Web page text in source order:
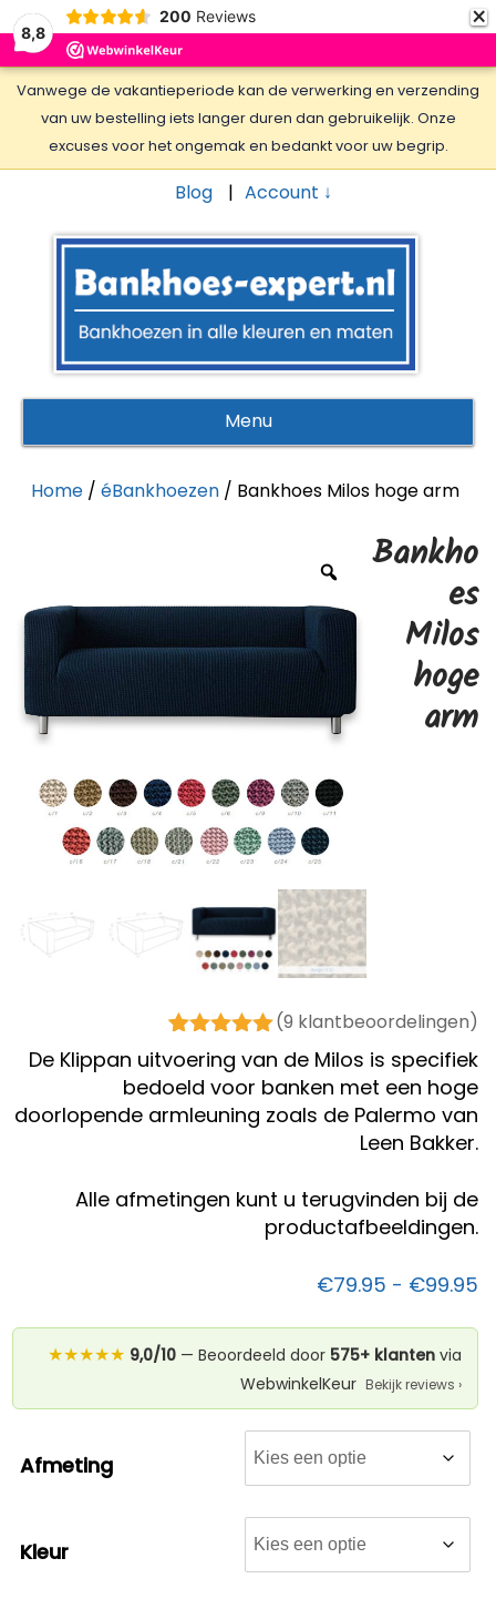
8,8
200 Reviews ×
Vanwege de vakantieperiode kan de verwerking en verzending
van uw bestelling iets langer duren dan gebruikelijk. Onze
excuses voor het ongemak en bedankt voor uw begrip.
Blog Account ↓
Menu
Home /éBankhoezen / Bankhoes Milos hoge arm
Bankho
es
Milos
hoge
arm
Gewaardeerd
5.00op 5
gebaseerd
op
9
klant
waarderinge
(9 klantbeoordelingen)
De Klippan uitvoering van de Milos is specifiek
bedoeld voor banken met een hoge
doorlopende armleuning zoals de Palermo van
Leen Bakker.
Alle afmetingen kunt u terugvinden bij de
productafbeeldingen.
€79.95 - €99.95
★★★★★ 9,0/10 — Beoordeeld door 575+ klanten via
WebwinkelKeur Bekijk reviews ›
Afmeting
Kleur